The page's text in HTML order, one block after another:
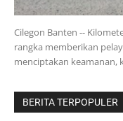
Cilegon Banten --
rangka memberikan
menciptakan keamanan,
BERITA TERPOPULER